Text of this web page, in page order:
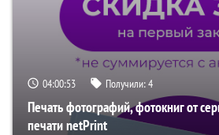
04:00:52 Получили:4
Печать фотографий, фотокниг от
печати netPrint